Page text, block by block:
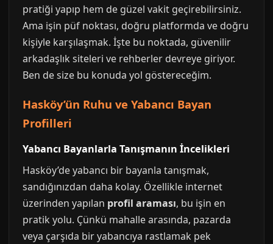
pratiği yapıp hem de güzel vakit geçirebilirsiniz.
Ama işin püf noktası, doğru platformda ve doğru
kişiyle karşılaşmak. İşte bu noktada, güvenilir
arkadaşlık siteleri ve rehberler devreye giriyor.
Ben de size bu konuda yol göstereceğim.
Hasköy’ün Ruhu ve Yabancı Bayan
Profilleri
Yabancı Bayanlarla Tanışmanın İncelikleri
Hasköy’de yabancı bir bayanla tanışmak,
sandığınızdan daha kolay. Özellikle internet
üzerinden yapılan profil araması, bu işin en
pratik yolu. Çünkü mahalle arasında, pazarda
veya çarşıda bir yabancıya rastlamak pek